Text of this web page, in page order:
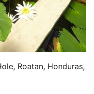
Roatan, Honduras,